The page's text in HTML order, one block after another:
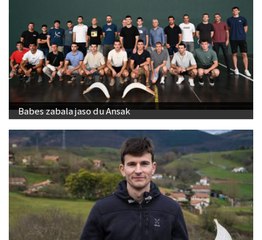
Babes zabala jaso du Ansak